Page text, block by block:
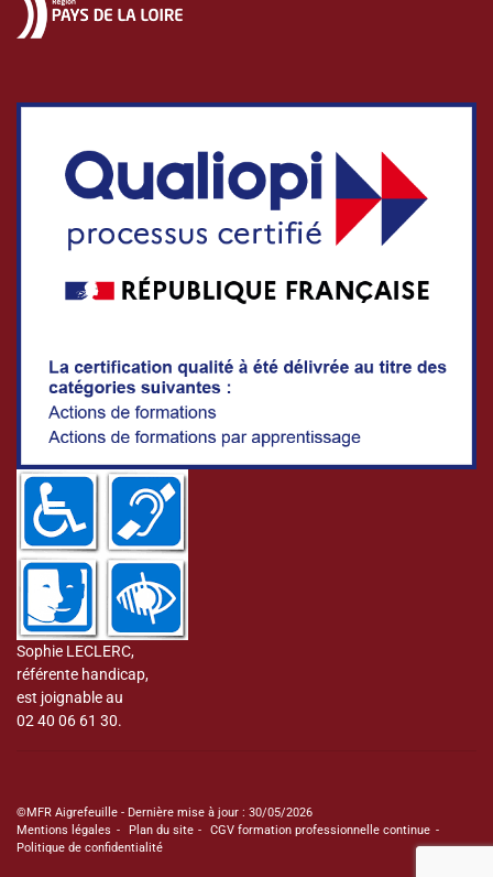
Sophie LECLERC,
référente handicap,
est joignable au
02 40 06 61 30.
©MFR Aigrefeuille - Dernière mise à jour : 30/05/2026
Mentions légales
Plan du site
CGV formation professionnelle continue
Politique de confidentialité